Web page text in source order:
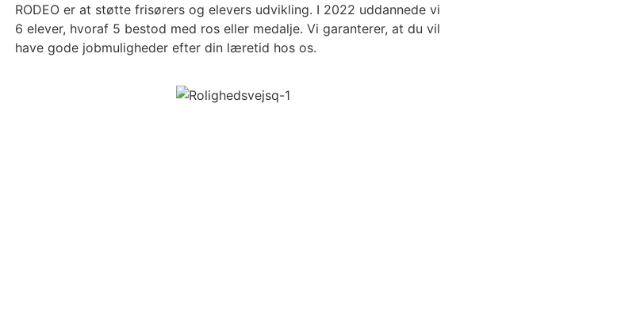
RODEO er at støtte frisørers og elevers udvikling. I 2022 uddannede vi
6 elever, hvoraf 5 bestod med ros eller medalje. Vi garanterer, at du vil
have gode jobmuligheder efter din læretid hos os.